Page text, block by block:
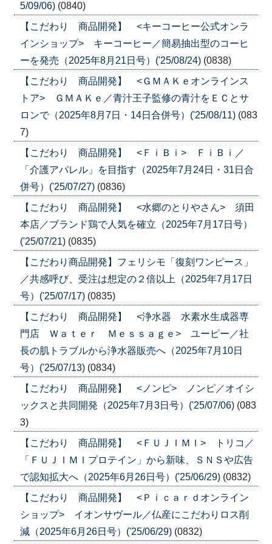
5/09/06) (0840)
【こだわり 商品開発】 <キーコーヒー公式オンラ
インショップ> キーコーヒー／簡易抽出型のコーヒ
ーを発売（2025年8月21日号）('25/08/24) (0838)
【こだわり 商品開発】 <ＧＭＡＫｅオンラインス
トア> ＧＭＡＫｅ／青汁王子監修の青汁をＥＣとサ
ロンで（2025年8月7日・14日合併号）('25/08/11) (083
7)
【こだわり 商品開発】 <ＦｉＢｉ> ＦｉＢｉ／
「介護アパレル」を目指す（2025年7月24日・31日合
併号）('25/07/27) (0836)
【こだわり 商品開発】 <水郷のとりやさん> 須田
本店／ブランド鶏で人気を確立（2025年7月17日号）
('25/07/21) (0835)
【こだわり商品開発】フェリシモ「復刻ワンピース」
／共感呼び、受注は想定の２倍以上（2025年7月17日
号）('25/07/17) (0835)
【こだわり 商品開発】 <浄水器 水素水生成器専
門店 Ｗａｔｅｒ Ｍｅｓｓａｇｅ> ユーピー／社
長の肌トラブルから浄水器販売へ（2025年7月10日
号）('25/07/13) (0834)
【こだわり 商品開発】 <ノンピ> ノンピ／オイシ
ックスと共同開発（2025年7月3日号）('25/07/06) (083
3)
【こだわり 商品開発】 <ＦＵＪＩＭＩ> トリコ／
「ＦＵＪＩＭＩプロテイン」から新味、ＳＮＳや広告
で認知拡大へ（2025年6月26日号）('25/06/29) (0832)
【こだわり 商品開発】 <Ｐｉｃａｒｄオンライン
ショップ> イオンサヴール／仏産にこだわりロス削
減（2025年6月26日号）('25/06/29) (0832)